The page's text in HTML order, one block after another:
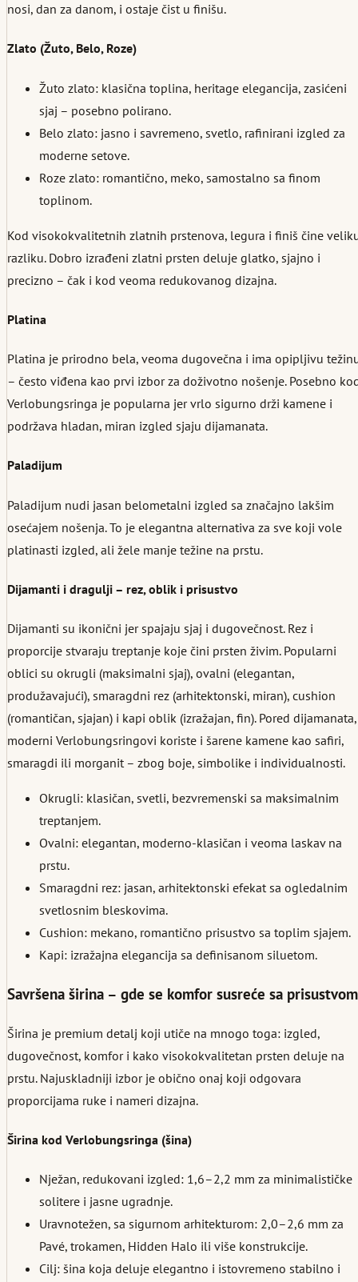
nosi, dan za danom, i ostaje čist u finišu.
Zlato (Žuto, Belo, Roze)
Žuto zlato: klasična toplina, heritage elegancija, zasićeni
sjaj – posebno polirano.
Belo zlato: jasno i savremeno, svetlo, rafinirani izgled za
moderne setove.
Roze zlato: romantično, meko, samostalno sa finom
toplinom.
Kod visokokvalitetnih zlatnih prstenova, legura i finiš čine
razliku. Dobro izrađeni zlatni prsten deluje glatko, sjajno i
precizno – čak i kod veoma redukovanog dizajna.
Platina
Platina je prirodno bela, veoma dugovečna i ima opipljivu
– često viđena kao prvi izbor za doživotno nošenje. Posebno
Verlobungsringa je popularna jer vrlo sigurno drži kamene i
podržava hladan, miran izgled sjaju dijamanata.
Paladijum
Paladijum nudi jasan belometalni izgled sa značajno lakšim
osećajem nošenja. To je elegantna alternativa za sve koji vole
platinasti izgled, ali žele manje težine na prstu.
Dijamanti i dragulji – rez, oblik i prisustvo
Dijamanti su ikonični jer spajaju sjaj i dugovečnost. Rez i
proporcije stvaraju treptanje koje čini prsten živim. Popularni
oblici su okrugli (maksimalni sjaj), ovalni (elegantan,
produžavajući), smaragdni rez (arhitektonski, miran), cushion
(romantičan, sjajan) i kapi oblik (izražajan, fin). Pored dijamanata,
moderni Verlobungsringovi koriste i šarene kamene kao safiri,
smaragdi ili morganit – zbog boje, simbolike i individualnosti.
Okrugli: klasičan, svetli, bezvremenski sa maksimalnim
treptanjem.
Ovalni: elegantan, moderno-klasičan i veoma laskav na
prstu.
Smaragdni rez: jasan, arhitektonski efekat sa ogledalnim
svetlosnim bleskovima.
Cushion: mekano, romantično prisustvo sa toplim sjajem.
Kapi: izražajna elegancija sa definisanom siluetom.
Savršena širina – gde se komfor susreće sa prisustvom
Širina je premium detalj koji utiče na mnogo toga: izgled,
dugovečnost, komfor i kako visokokvalitetan prsten deluje na
prstu. Najuskladniji izbor je obično onaj koji odgovara
proporcijama ruke i nameri dizajna.
Širina kod Verlobungsringa (šina)
Nježan, redukovani izgled: 1,6–2,2 mm za minimalističke
solitere i jasne ugradnje.
Uravnotežen, sa sigurnom arhitekturom: 2,0–2,6 mm za
Pavé, trokamen, Hidden Halo ili više konstrukcije.
Cilj: šina koja deluje elegantno i istovremeno stabilno i